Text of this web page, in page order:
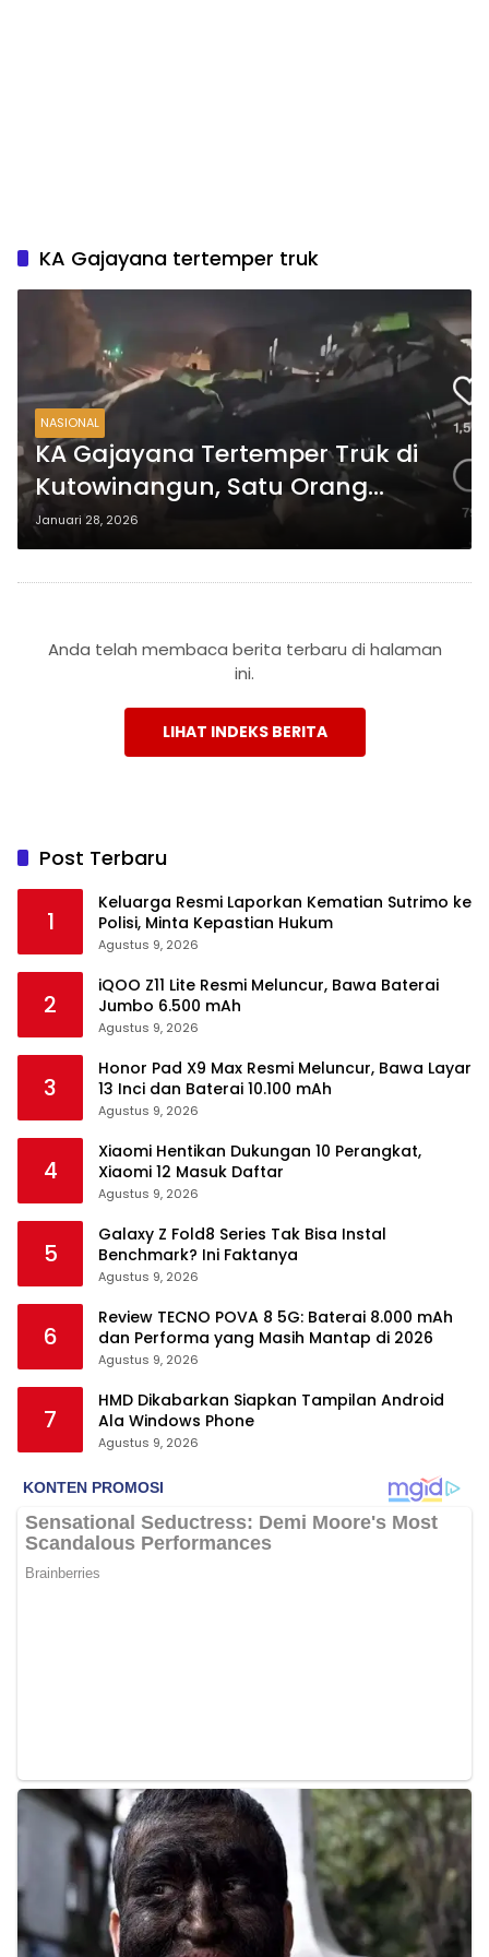
KA Gajayana tertemper truk
NASIONAL
KA Gajayana Tertemper Truk di
Kutowinangun, Satu Orang
Meninggal Dunia
Januari 28, 2026
Anda telah membaca berita terbaru di halaman
ini.
LIHAT INDEKS BERITA
Post Terbaru
1
Keluarga Resmi Laporkan Kematian Sutrimo ke
Polisi, Minta Kepastian Hukum
Agustus 9, 2026
2
iQOO Z11 Lite Resmi Meluncur, Bawa Baterai
Jumbo 6.500 mAh
Agustus 9, 2026
3
Honor Pad X9 Max Resmi Meluncur, Bawa Layar
13 Inci dan Baterai 10.100 mAh
Agustus 9, 2026
4
Xiaomi Hentikan Dukungan 10 Perangkat,
Xiaomi 12 Masuk Daftar
Agustus 9, 2026
5
Galaxy Z Fold8 Series Tak Bisa Instal
Benchmark? Ini Faktanya
Agustus 9, 2026
6
Review TECNO POVA 8 5G: Baterai 8.000 mAh
dan Performa yang Masih Mantap di 2026
Agustus 9, 2026
7
HMD Dikabarkan Siapkan Tampilan Android
Ala Windows Phone
Agustus 9, 2026